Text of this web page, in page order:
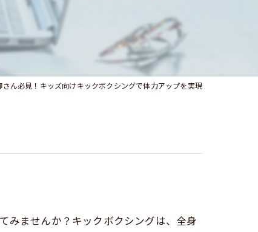
さん必見！キッズ向けキックボクシングで体力アップを実現
みませんか？キックボクシングは、全身